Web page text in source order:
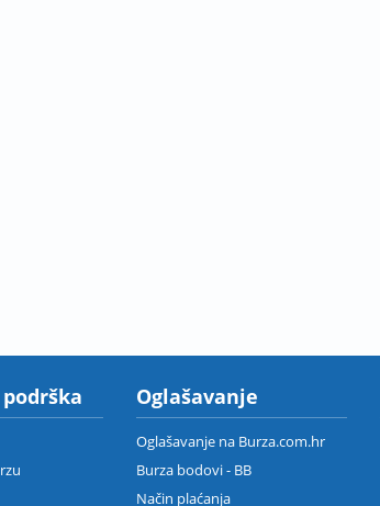
Oglašavanje
Oglašavanje na Burza.com.hr
Burza bodovi - BB
Način plaćanja